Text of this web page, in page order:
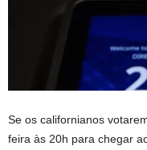
Se os californianos
feira às 20h para chegar